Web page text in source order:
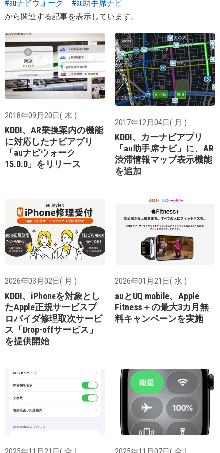
#auナビウォーク
#au助手席ナビ
から関連する記事を表示しています。
2018年09月20日( 木 )
KDDI、AR乗換案内の機能
に対応したナビアプリ
「auナビウォーク
15.0.0」をリリース
2017年12月04日( 月 )
KDDI、カーナビアプリ
「au助手席ナビ」に、AR
渋滞情報マップ表示機能
を追加
2026年03月02日( 月 )
KDDI、iPhoneを対象とし
たApple正規サービスプ
ロバイダ修理取次サービ
ス「Drop-offサービス」
を提供開始
2026年01月21日( 水 )
auとUQ mobile、Apple
Fitness＋の最大3カ月無
料キャンペーンを実施